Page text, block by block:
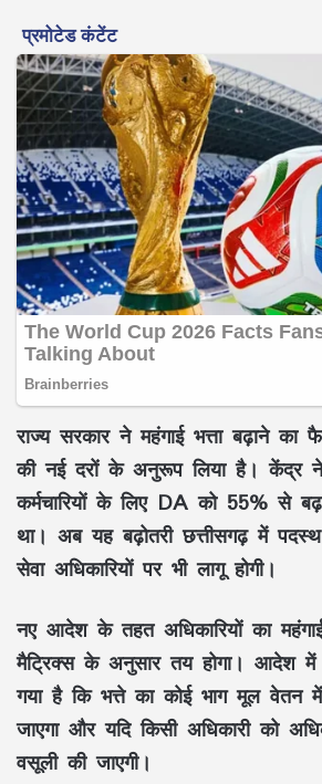
राज्य सरकार ने महंगाई भत्ता बढ़ाने
की नई दरों के अनुरूप लिया है। केंद्र
कर्मचारियों के लिए DA को 55% से
था। अब यह बढ़ोतरी छत्तीसगढ़ में
सेवा अधिकारियों पर भी लागू होगी।
नए आदेश के तहत अधिकारियों का
मैट्रिक्स के अनुसार तय होगा। आदेश में
गया है कि भत्ते का कोई भाग मूल वेतन
जाएगा और यदि किसी अधिकारी को
वसूली की जाएगी।